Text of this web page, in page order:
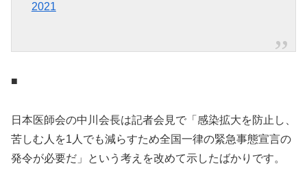
2021
■
日本医師会の中川会長は記者会見で「感染拡大を防止し、
苦しむ人を1人でも減らすため全国一律の緊急事態宣言の
発令が必要だ」という考えを改めて示したばかりです。